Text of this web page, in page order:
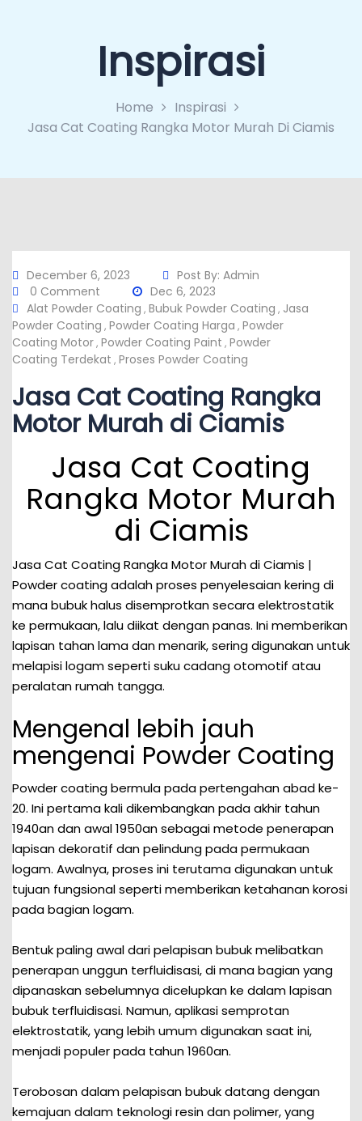
Inspirasi
Home
Inspirasi
Jasa Cat Coating Rangka Motor Murah Di Ciamis
December 6, 2023 Post By: Admin
0 Comment
Dec 6, 2023
Alat Powder Coating , Bubuk Powder Coating , Jasa
Powder Coating , Powder Coating Harga , Powder
Coating Motor, Powder Coating Paint , Powder
Coating Terdekat , Proses Powder Coating
Jasa Cat Coating Rangka
Motor Murah di Ciamis
Jasa Cat Coating
Rangka Motor Murah
di Ciamis
Jasa Cat Coating Rangka Motor Murah di Ciamis |
Powder coating adalah proses penyelesaian kering di
mana bubuk halus disemprotkan secara elektrostatik
ke permukaan, lalu diikat dengan panas. Ini memberikan
lapisan tahan lama dan menarik, sering digunakan untuk
melapisi logam seperti suku cadang otomotif atau
peralatan rumah tangga.
Mengenal lebih jauh
mengenai Powder Coating
Powder coating bermula pada pertengahan abad ke-
20. Ini pertama kali dikembangkan pada akhir tahun
1940an dan awal 1950an sebagai metode penerapan
lapisan dekoratif dan pelindung pada permukaan
logam. Awalnya, proses ini terutama digunakan untuk
tujuan fungsional seperti memberikan ketahanan korosi
pada bagian logam.
Bentuk paling awal dari pelapisan bubuk melibatkan
penerapan unggun terfluidisasi, di mana bagian yang
dipanaskan sebelumnya dicelupkan ke dalam lapisan
bubuk terfluidisasi. Namun, aplikasi semprotan
elektrostatik, yang lebih umum digunakan saat ini,
menjadi populer pada tahun 1960an.
Terobosan dalam pelapisan bubuk datang dengan
kemajuan dalam teknologi resin dan polimer, yang